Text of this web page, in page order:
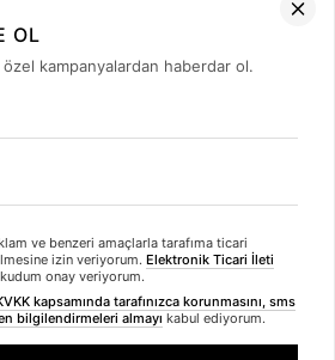
YAKALA
arrow_forward
OL
kampanyalardan haberdar ol.
ve benzeri amaçlarla tarafıma ticari
izin veriyorum. Elektronik Ticari İleti
onay veriyorum.
kapsamında tarafınızca korunmasını, sms
bilgilendirmeleri almayı kabul ediyorum.